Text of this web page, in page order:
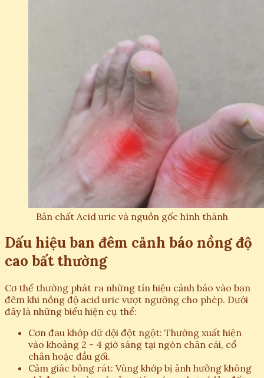
Bản chất Acid uric và nguồn gốc hình thành
Dấu hiệu ban đêm cảnh báo nồng độ
cao bất thường
Cơ thể thường phát ra những tín hiệu cảnh báo vào ban
đêm khi nồng độ acid uric vượt ngưỡng cho phép. Dưới
đây là những biểu hiện cụ thể:
Cơn đau khớp dữ dội đột ngột: Thường xuất hiện
vào khoảng 2 - 4 giờ sáng tại ngón chân cái, cổ
chân hoặc đầu gối.
Cảm giác bỏng rát: Vùng khớp bị ảnh hưởng không